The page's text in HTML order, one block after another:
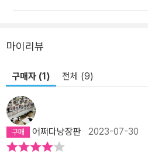
위협적인 나이저 강의 여성 신인데,
화가 되기에 충분하다. 주인공 ‘로런
이며, ‘초공감증후군’이라는 일종의
다. 중첩된 소수자성을 지닌 로런의
세우는 주인공의 특성이자, SF 문학이
던 시대에 흑인 여성 작가로서 길을 개
도 하다. 여성이고 흑인인 데다 신체적
‘지구종’의 창시자가 되어, 소수자와 연
다. 약자의 자리로 내몰린 희생자에서
마이리뷰
구매자 (1) 전체 (9)
어쩌다냥장판 2023-07-30